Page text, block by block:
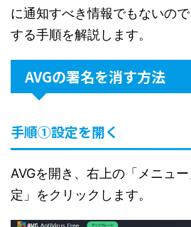
に通知すべき情報でもないの
する手順を解説します。
AVGの署名を消す方法
手順①設定を開く
AVGを開き、右上の「メニュ
定」をクリックします。